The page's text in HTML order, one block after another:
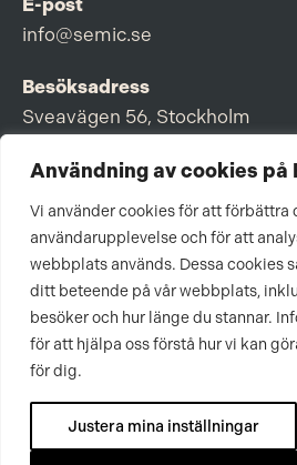
Användning av cookies på
Vi använder cookies för att förbättra
användarupplevelse och för att
webbplats används. Dessa cookies
ditt beteende på vår webbplats,
besöker och hur länge du stannar.
för att hjälpa oss förstå hur vi kan
för dig.
Justera mina inställningar
E-post
info@semic.se
Besöksadress
Sveavägen 56, Stockholm
Postadress
Box 3159, 103 63 Stockholm
Om
Cookies